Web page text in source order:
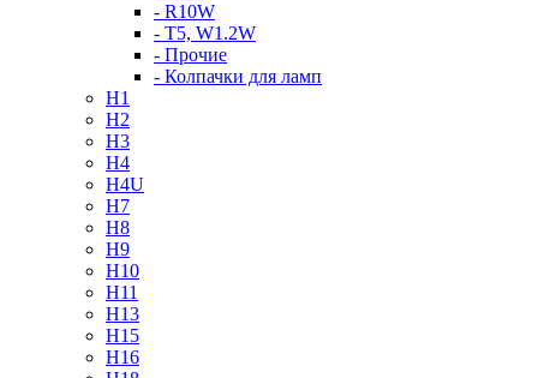
- R10W
- T5, W1.2W
- Прочие
- Колпачки для ламп
H1
H2
H3
H4
H4U
H7
H8
H9
H10
H11
H13
H15
H16